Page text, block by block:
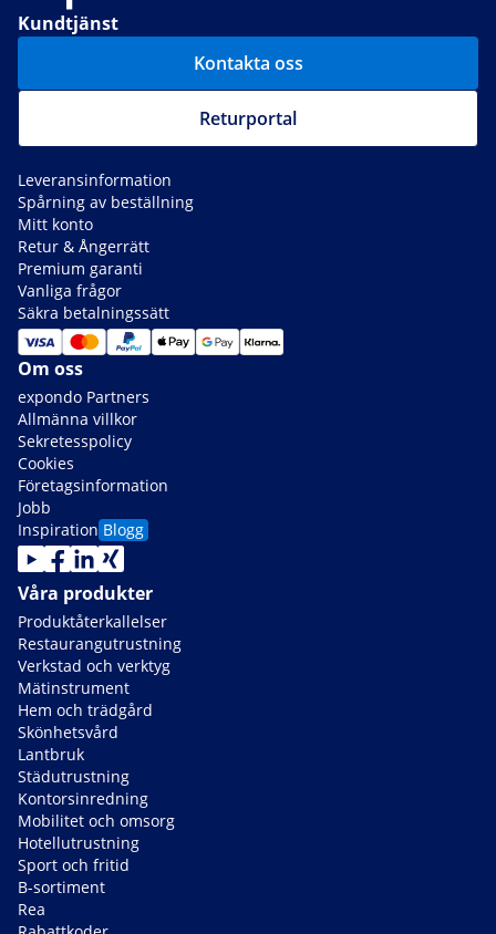
Kundtjänst
Kontakta oss
Returportal
Leveransinformation
Spårning av beställning
Mitt konto
Retur & Ångerrätt
Premium garanti
Vanliga frågor
Säkra betalningssätt
Om oss
expondo Partners
Allmänna villkor
Sekretesspolicy
Cookies
Företagsinformation
Jobb
Inspiration Blogg
Våra produkter
Produktåterkallelser
Restaurangutrustning
Verkstad och verktyg
Mätinstrument
Hem och trädgård
Skönhetsvård
Lantbruk
Städutrustning
Kontorsinredning
Mobilitet och omsorg
Hotellutrustning
Sport och fritid
B-sortiment
Rea